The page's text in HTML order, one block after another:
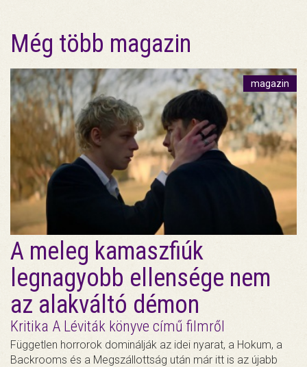
Még több magazin
magazin
A meleg kamaszfiúk
legnagyobb ellensége nem
az alakváltó démon
Kritika A Léviták könyve című filmről
Független horrorok dominálják az idei nyarat, a Hokum, a
Backrooms és a Megszállottság után már itt is az újabb